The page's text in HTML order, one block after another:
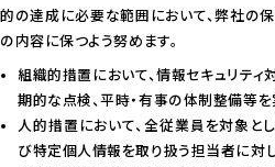
的の達成に必要な範囲において、弊社の
の内容に保つよう努めます。
組織的措置において、情報セキュリテ
期的な点検、平時・有事の体制整備等を
人的措置において、全従業員を対象と
び特定個人情報を取り扱う担当者に対